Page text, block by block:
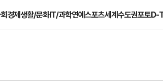
경제생활/문화IT/과학연예스포츠세계수도권포토D-